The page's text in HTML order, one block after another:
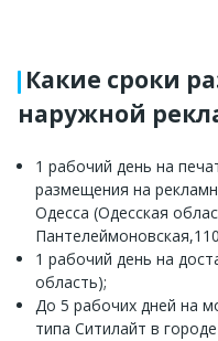
Какие сроки
наружной
1 рабочий день на
размещения на
Одесса (Одесская
Пантелеймоновская,110
1 рабочий день на
область);
До 5 рабочих дней на
типа Ситилайт в